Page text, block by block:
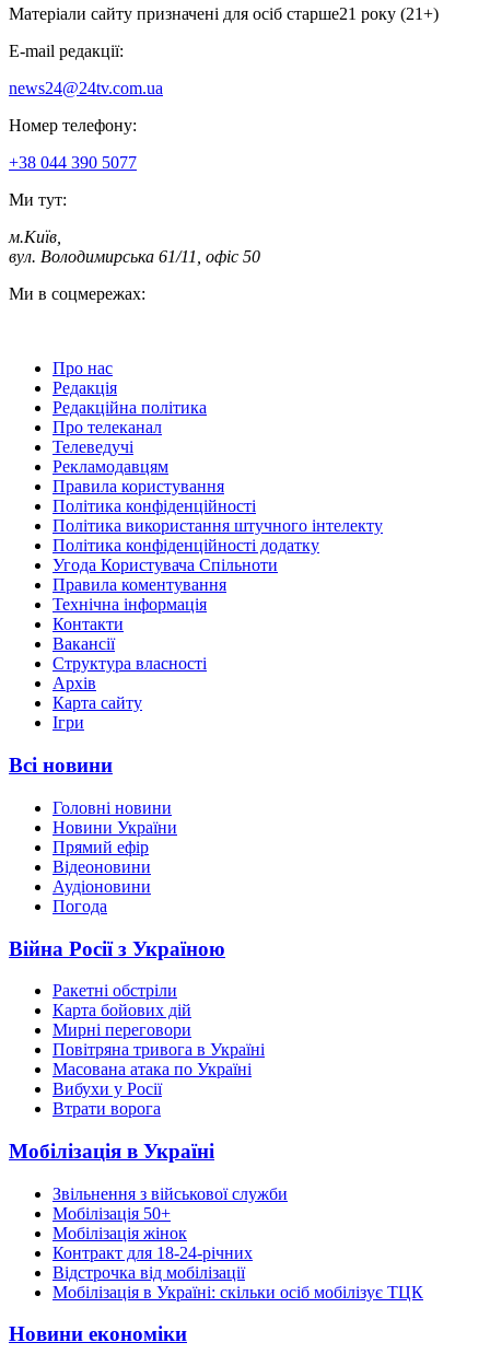
Матеріали сайту призначені для осіб старше21 року (21+)
E-mail редакції:
news24@24tv.com.ua
Номер телефону:
+38 044 390 5077
Ми тут:
м.Київ
вул. Володимирська 61/11, офіс 50
Ми в соцмережах:
Про нас
Редакція
Редакційна політика
Про телеканал
Телеведучі
Рекламодавцям
Правила користування
Політика конфіденційності
Політика використання штучного інтелекту
Політика конфіденційності додатку
Угода Користувача Спільноти
Правила коментування
Технічна інформація
Контакти
Вакансії
Структура власності
Архів
Карта сайту
Ігри
Всі новини
Головні новини
Новини України
Прямий ефір
Відеоновини
Аудіоновини
Погода
Війна Росії з Україною
Ракетні обстріли
Карта бойових дій
Мирні переговори
Повітряна тривога в Україні
Масована атака по Україні
Вибухи у Росії
Втрати ворога
Мобілізація в Україні
Звільнення з військової служби
Мобілізація 50+
Мобілізація жінок
Контракт для 18-24-річних
Відстрочка від мобілізації
Мобілізація в Україні: скільки осіб мобілізує ТЦК
Новини економіки